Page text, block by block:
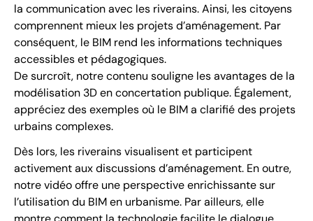
la communication avec les riverains. Ainsi, les citoyens
comprennent mieux les projets d’aménagement. Par
conséquent, le BIM rend les informations techniques
accessibles et pédagogiques.
De surcroît, notre contenu souligne les avantages de la
modélisation 3D en concertation publique. Également,
appréciez des exemples où le BIM a clarifié des projets
urbains complexes.
Dès lors, les riverains visualisent et participent
activement aux discussions d’aménagement. En outre,
notre vidéo offre une perspective enrichissante sur
l’utilisation du BIM en urbanisme. Par ailleurs, elle